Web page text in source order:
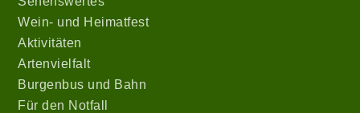
Wein- und Heimatfest
Aktivitäten
Artenvielfalt
Burgenbus und Bahn
Für den Notfall